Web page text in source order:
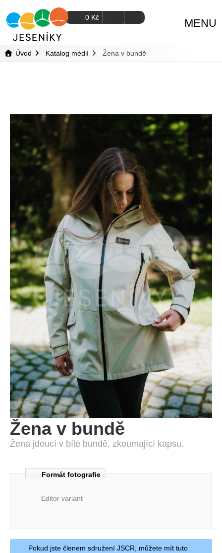
0 Kč MENU
Úvod Katalog médií Žena v bundě
Žena v bundě
Žena jdoucí v bílé bundě, zkoumající kapsu.
Formát fotografie
Editor variant
Pokud jste členem sdružení JSCR, můžete mít tuto